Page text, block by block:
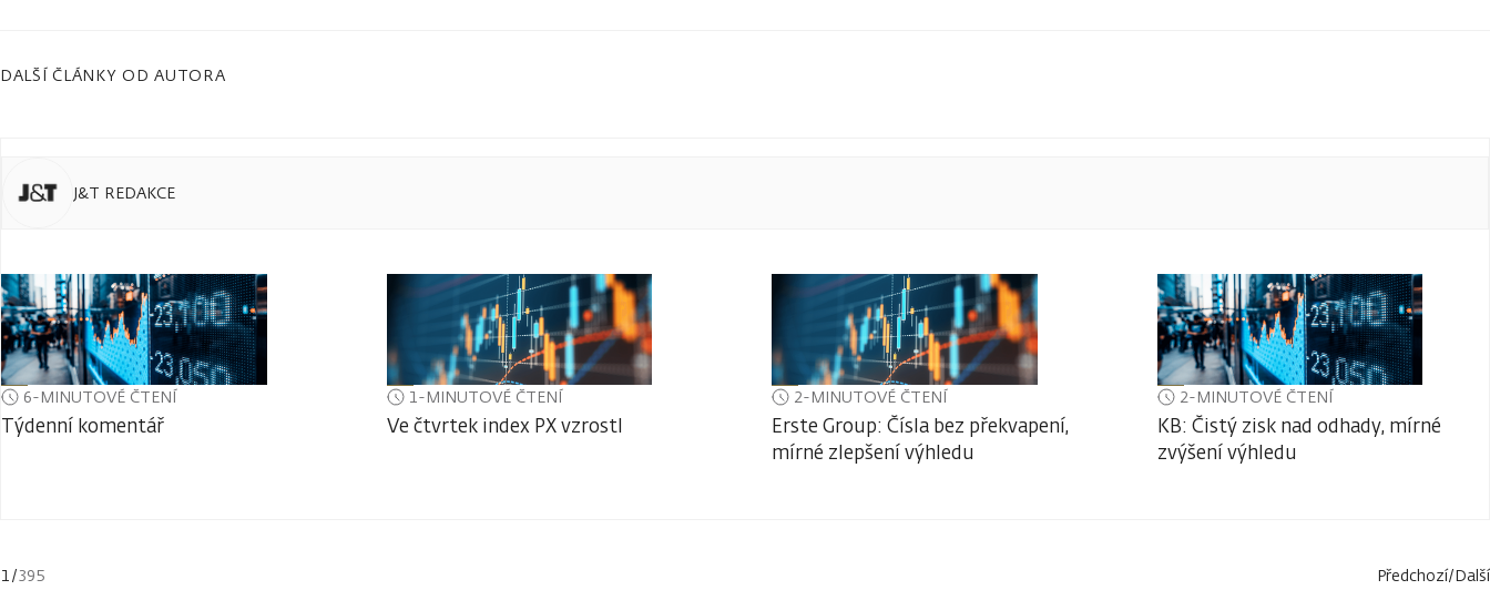
DALŠÍ ČLÁNKY OD AUTORA
J&T REDAKCE
6-MINUTOVÉ ČTENÍ
Týdenní komentář
1-MINUTOVÉ ČTENÍ
Ve čtvrtek index PX vzrostl
2-MINUTOVÉ ČTENÍ
Erste Group: Čísla bez překvapení,
mírné zlepšení výhledu
2-MINUTOVÉ ČTENÍ
KB: Čistý zisk nad odhady, mírné
zvýšení výhledu
1 /395 Předchozí/Další